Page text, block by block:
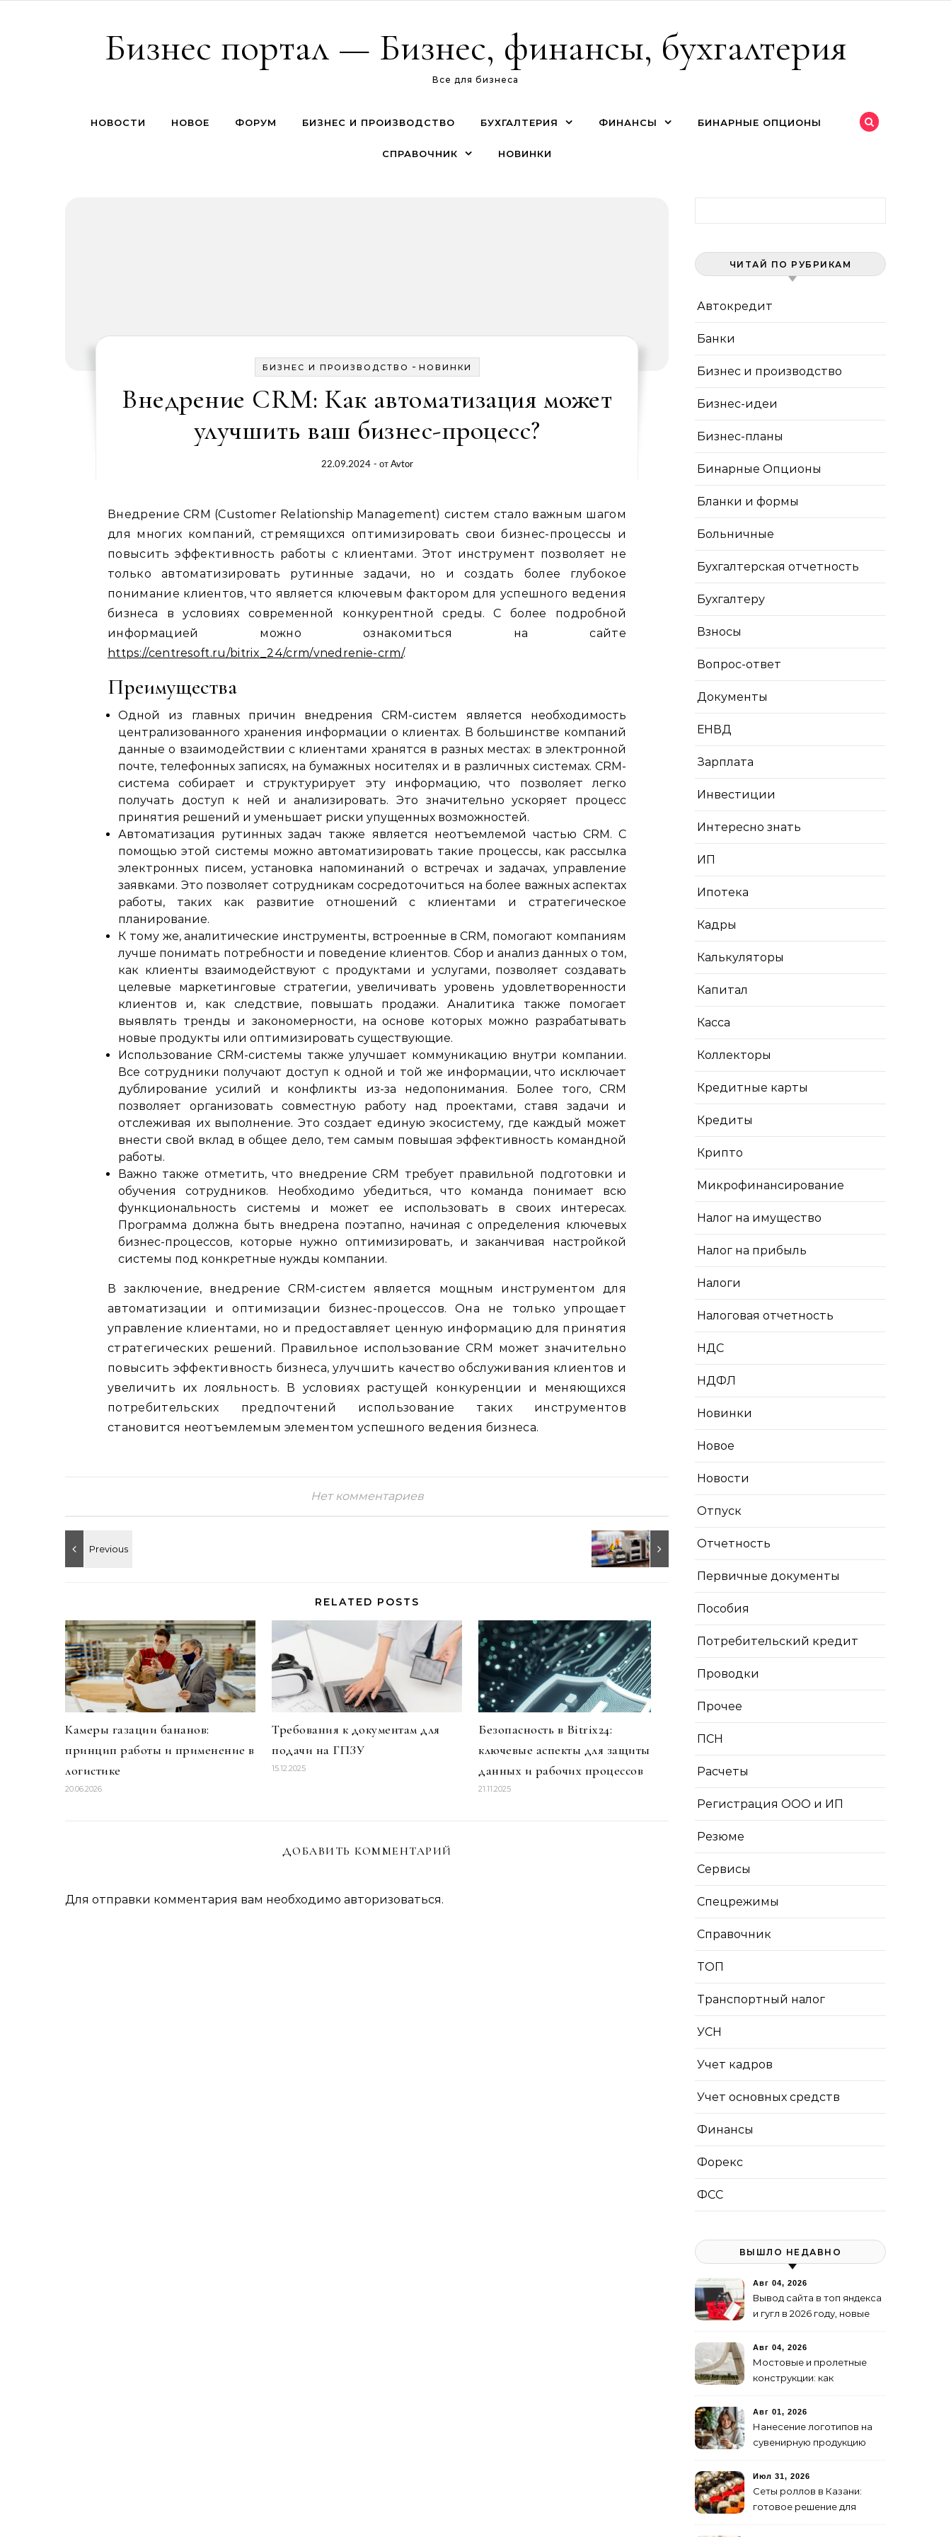
Бизнес портал — Бизнес, финансы, бухгалтерия
Все для бизнеса
НОВОСТИ НОВОЕ ФОРУМ БИЗНЕС И ПРОИЗВОДСТВО БУХГАЛТЕРИЯ ФИНАНСЫ БИНАРНЫЕ ОПЦИОНЫ
СПРАВОЧНИК НОВИНКИ
БИЗНЕС И ПРОИЗВОДСТВО - НОВИНКИ
Внедрение CRM: Как автоматизация может
улучшить ваш бизнес-процесс?
22.09.2024 - отAvtor
Внедрение CRM (Customer Relationship Management) систем стало важным шагом
для многих компаний, стремящихся оптимизировать свои бизнес-процессы и
повысить эффективность работы с клиентами. Этот инструмент позволяет не
только автоматизировать рутинные задачи, но и создать более глубокое
понимание клиентов, что является ключевым фактором для успешного ведения
бизнеса в условиях современной конкурентной среды. С более подробной
информацией можно ознакомиться на сайте
https://centresoft.ru/bitrix_24/crm/vnedrenie-crm/.
Преимущества
Одной из главных причин внедрения CRM-систем является необходимость
централизованного хранения информации о клиентах. В большинстве компаний
данные о взаимодействии с клиентами хранятся в разных местах: в электронной
почте, телефонных записях, на бумажных носителях и в различных системах. CRM-
система собирает и структурирует эту информацию, что позволяет легко
получать доступ к ней и анализировать. Это значительно ускоряет процесс
принятия решений и уменьшает риски упущенных возможностей.
Автоматизация рутинных задач также является неотъемлемой частью CRM. С
помощью этой системы можно автоматизировать такие процессы, как рассылка
электронных писем, установка напоминаний о встречах и задачах, управление
заявками. Это позволяет сотрудникам сосредоточиться на более важных аспектах
работы, таких как развитие отношений с клиентами и стратегическое
планирование.
К тому же, аналитические инструменты, встроенные в CRM, помогают компаниям
лучше понимать потребности и поведение клиентов. Сбор и анализ данных о том,
как клиенты взаимодействуют с продуктами и услугами, позволяет создавать
целевые маркетинговые стратегии, увеличивать уровень удовлетворенности
клиентов и, как следствие, повышать продажи. Аналитика также помогает
выявлять тренды и закономерности, на основе которых можно разрабатывать
новые продукты или оптимизировать существующие.
Использование CRM-системы также улучшает коммуникацию внутри компании.
Все сотрудники получают доступ к одной и той же информации, что исключает
дублирование усилий и конфликты из-за недопонимания. Более того, CRM
позволяет организовать совместную работу над проектами, ставя задачи и
отслеживая их выполнение. Это создает единую экосистему, где каждый может
внести свой вклад в общее дело, тем самым повышая эффективность командной
работы.
Важно также отметить, что внедрение CRM требует правильной подготовки и
обучения сотрудников. Необходимо убедиться, что команда понимает всю
функциональность системы и может ее использовать в своих интересах.
Программа должна быть внедрена поэтапно, начиная с определения ключевых
бизнес-процессов, которые нужно оптимизировать, и заканчивая настройкой
системы под конкретные нужды компании.
В заключение, внедрение CRM-систем является мощным инструментом для
автоматизации и оптимизации бизнес-процессов. Она не только упрощает
управление клиентами, но и предоставляет ценную информацию для принятия
стратегических решений. Правильное использование CRM может значительно
повысить эффективность бизнеса, улучшить качество обслуживания клиентов и
увеличить их лояльность. В условиях растущей конкуренции и меняющихся
потребительских предпочтений использование таких инструментов
становится неотъемлемым элементом успешного ведения бизнеса.
Нет комментариев
RELATED POSTS
Камеры газации бананов:
принцип работы и применение в
логистике
20.06.2026
Требования к документам для
подачи на ГПЗУ
15.12.2025
Безопасность в Bitrix24:
ключевые аспекты для защиты
данных и рабочих процессов
21.11.2025
ДОБАВИТЬ КОММЕНТАРИЙ
Для отправки комментария вам необходимо авторизоваться.
ЧИТАЙ ПО РУБРИКАМ
Автокредит
Банки
Бизнес и производство
Бизнес-идеи
Бизнес-планы
Бинарные Опционы
Бланки и формы
Больничные
Бухгалтерская отчетность
Бухгалтеру
Взносы
Вопрос-ответ
Документы
ЕНВД
Зарплата
Инвестиции
Интересно знать
ИП
Ипотека
Кадры
Калькуляторы
Капитал
Касса
Коллекторы
Кредитные карты
Кредиты
Крипто
Микрофинансирование
Налог на имущество
Налог на прибыль
Налоги
Налоговая отчетность
НДС
НДФЛ
Новинки
Новое
Новости
Отпуск
Отчетность
Первичные документы
Пособия
Потребительский кредит
Проводки
Прочее
ПСН
Расчеты
Регистрация ООО и ИП
Резюме
Сервисы
Спецрежимы
Справочник
ТОП
Транспортный налог
УСН
Учет кадров
Учет основных средств
Финансы
Форекс
ФСС
ВЫШЛО НЕДАВНО
Авг 04, 2026
Вывод сайта в топ яндекса
и гугл в 2026 году, новые
Авг 04, 2026
Мостовые и пролетные
конструкции: как
изготовление и поставку
Авг 01, 2026
Нанесение логотипов на
сувенирную продукцию
Июл 31, 2026
Сеты роллов в Казани:
готовое решение для